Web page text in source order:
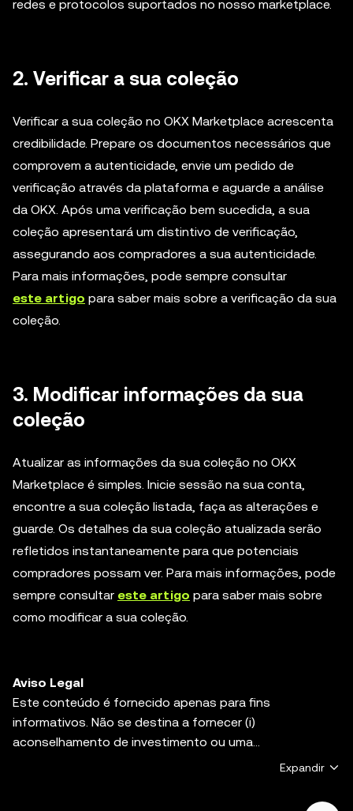
redes e protocolos suportados no nosso marketplace.
2. Verificar a sua coleção
Verificar a sua coleção no OKX Marketplace acrescenta
credibilidade. Prepare os documentos necessários que
comprovem a autenticidade, envie um pedido de
verificação através da plataforma e aguarde a análise
da OKX. Após uma verificação bem sucedida, a sua
coleção apresentará um distintivo de verificação,
assegurando aos compradores a sua autenticidade.
Para mais informações, pode sempre consultar
este artigo para saber mais sobre a verificação da sua
coleção.
3. Modificar informações da sua
coleção
Atualizar as informações da sua coleção no OKX
Marketplace é simples. Inicie sessão na sua conta,
encontre a sua coleção listada, faça as alterações e
guarde. Os detalhes da sua coleção atualizada serão
refletidos instantaneamente para que potenciais
compradores possam ver. Para mais informações, pode
sempre consultar este artigo para saber mais sobre
como modificar a sua coleção.
Aviso Legal
Este conteúdo é fornecido apenas para fins
informativos. Não se destina a fornecer (i)
aconselhamento de investimento ou uma
recomendação de investimento, (ii) uma oferta,Expandir